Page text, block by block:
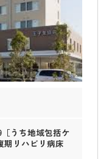
［うち地域包括ケ
期リハビリ病床